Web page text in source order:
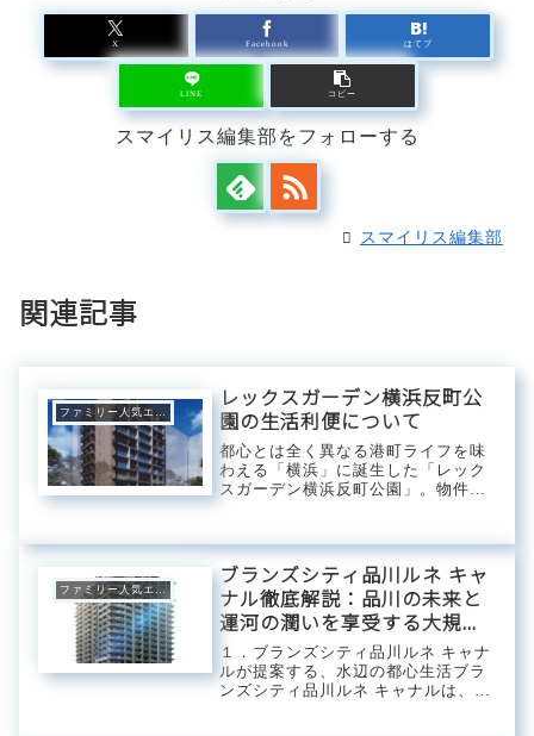
X Facebook はてブ
LINE コピー
スマイリス編集部をフォローする
スマイリス編集部
関連記事
ファミリー人気エリア
レックスガーデン横浜反町公
園の生活利便について
都心とは全く異なる港町ライフを味
わえる「横浜」に誕生した「レック
スガーデン横浜反町公園」。物件名
圏内に収まるロケーションです。横
浜市中央卸売市場からも近く早朝か
らやっている市場...
ファミリー人気エリア
ブランズシティ品川ルネ キャ
ナル徹底解説：品川の未来と
運河の潤いを享受する大規模
レジデンス
１．ブランズシティ品川ルネ キャナ
ルが提案する、水辺の都心生活ブラ
ンズシティ品川ルネ キャナルは、東